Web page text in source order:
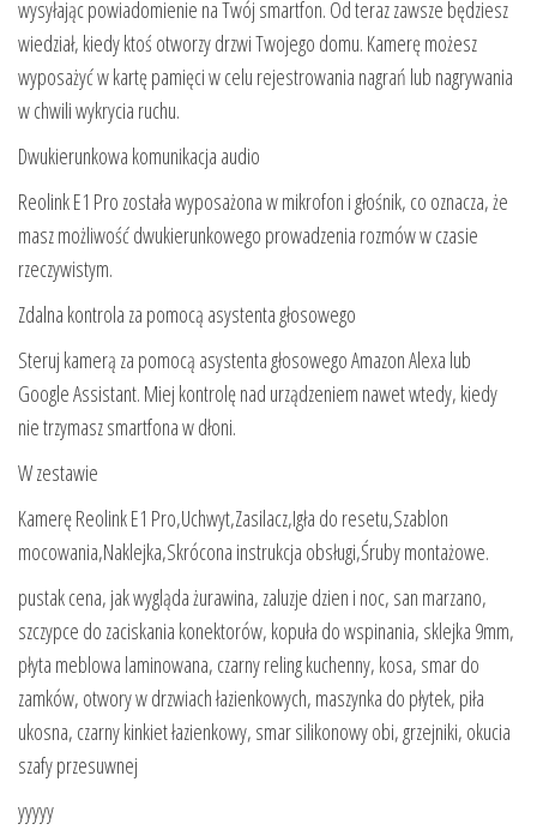
wysyłając powiadomienie na Twój smartfon. Od teraz zawsze będziesz
wiedział, kiedy ktoś otworzy drzwi Twojego domu. Kamerę możesz
wyposażyć w kartę pamięci w celu rejestrowania nagrań lub nagrywania
w chwili wykrycia ruchu.
Dwukierunkowa komunikacja audio
Reolink E1 Pro została wyposażona w mikrofon i głośnik, co oznacza, że
masz możliwość dwukierunkowego prowadzenia rozmów w czasie
rzeczywistym.
Zdalna kontrola za pomocą asystenta głosowego
Steruj kamerą za pomocą asystenta głosowego Amazon Alexa lub
Google Assistant. Miej kontrolę nad urządzeniem nawet wtedy, kiedy
nie trzymasz smartfona w dłoni.
W zestawie
Kamerę Reolink E1 Pro,Uchwyt,Zasilacz,Igła do resetu,Szablon
mocowania,Naklejka,Skrócona instrukcja obsługi,Śruby montażowe.
pustak cena, jak wygląda żurawina, zaluzje dzien i noc, san marzano,
szczypce do zaciskania konektorów, kopuła do wspinania, sklejka 9mm,
płyta meblowa laminowana, czarny reling kuchenny, kosa, smar do
zamków, otwory w drzwiach łazienkowych, maszynka do płytek, piła
ukosna, czarny kinkiet łazienkowy, smar silikonowy obi, grzejniki, okucia
szafy przesuwnej
yyyyy